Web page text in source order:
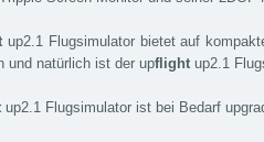
up2.1 Flugsimulator bietet auf
und natürlich ist der upflight up2.1
up2.1 Flugsimulator ist bei Bedarf